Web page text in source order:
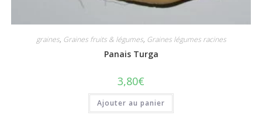
graines, Graines fruits & légumes, Graines légumes racines
Panais Turga
3,80€
Ajouter au panier